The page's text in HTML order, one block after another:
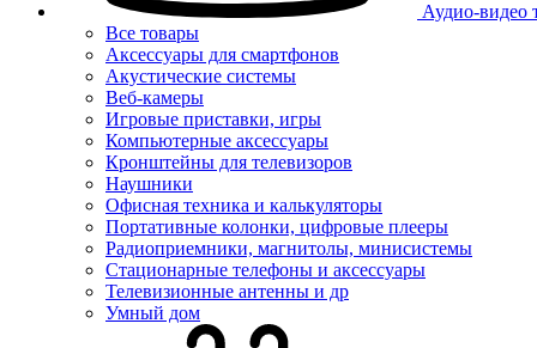
Аудио-видео
Все товары
Аксессуары для смартфонов
Акустические системы
Веб-камеры
Игровые приставки, игры
Компьютерные аксессуары
Кронштейны для телевизоров
Наушники
Офисная техника и калькуляторы
Портативные колонки, цифровые плееры
Радиоприемники, магнитолы, минисистемы
Стационарные телефоны и аксессуары
Телевизионные антенны и др
Умный дом